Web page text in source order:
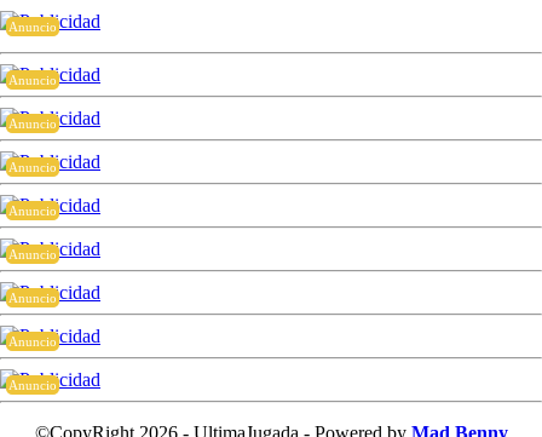
Anuncio
Anuncio
Anuncio
Anuncio
Anuncio
Anuncio
Anuncio
Anuncio
Anuncio
©CopyRight 2026 - UltimaJugada - Powered by Mad Benny